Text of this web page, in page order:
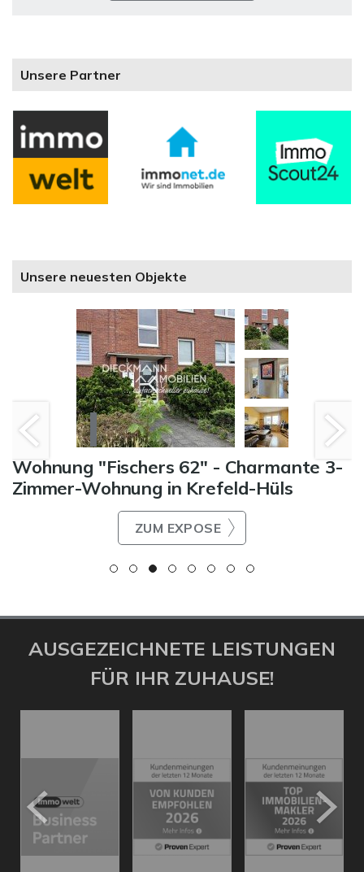
Unsere Partner
Unsere neuesten Objekte
Wohnung "Fischers 62" - Charmante 3-
Zimmer-Wohnung in Krefeld-Hüls
ZUM EXPOSE
AUSGEZEICHNETE LEISTUNGEN
FÜR IHR ZUHAUSE!